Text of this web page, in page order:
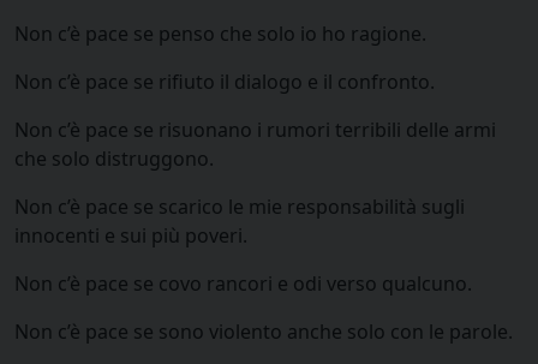
Non c’è pace se penso che solo io ho ragione.
Non c’è pace se rifiuto il dialogo e il confronto.
Non c’è pace se risuonano i rumori terribili delle armi
che solo distruggono.
Non c’è pace se scarico le mie responsabilità sugli
innocenti e sui più poveri.
Non c’è pace se covo rancori e odi verso qualcuno.
Non c’è pace se sono violento anche solo con le parole.